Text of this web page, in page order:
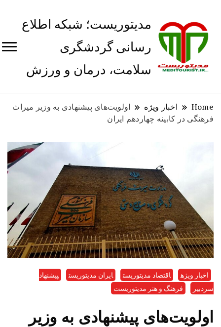
مدیتوریست؛ شبکه اطلاع
رسانی گردشگری
سلامت، درمان و ورزش
Home اخبار ویژه
اولویت‌های پیشنهادی به وزیر میراث
فرهنگی در کابینه چهاردهم ایران
اخبار ویژه اقتصاد مدیتوریست ایران مدیتوریست
پیشنهاد
سردبیر
فرهنگ و هنر مدیتوریست
اولویت‌های پیشنهادی به وزیر